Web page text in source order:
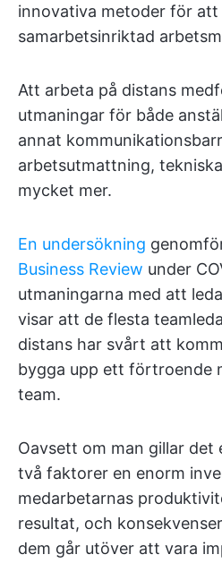
innovativa metoder för att
samarbetsinriktad
Att arbeta på distans
utmaningar för både
annat
arbetsutmattning,
mycket mer.
En undersökning
Business Review under
utmaningarna med att
visar att de flesta
distans har svårt att
bygga upp ett förtroende
team.
Oavsett om man gillar det
två faktorer en enorm
medarbetarnas
resultat, och
dem går utöver att vara